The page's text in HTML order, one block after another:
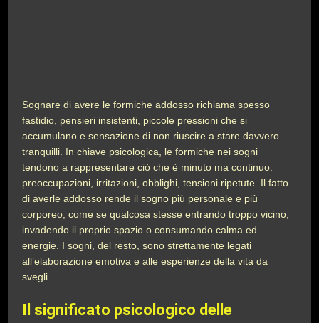
Sognare di avere le formiche addosso richiama spesso
fastidio, pensieri insistenti, piccole pressioni che si
accumulano e sensazione di non riuscire a stare davvero
tranquilli. In chiave psicologica, le formiche nei sogni
tendono a rappresentare ciò che è minuto ma continuo:
preoccupazioni, irritazioni, obblighi, tensioni ripetute. Il fatto
di averle addosso rende il sogno più personale e più
corporeo, come se qualcosa stesse entrando troppo vicino,
invadendo il proprio spazio o consumando calma ed
energie. I sogni, del resto, sono strettamente legati
all’elaborazione emotiva e alle esperienze della vita da
svegli.
Il significato psicologico delle